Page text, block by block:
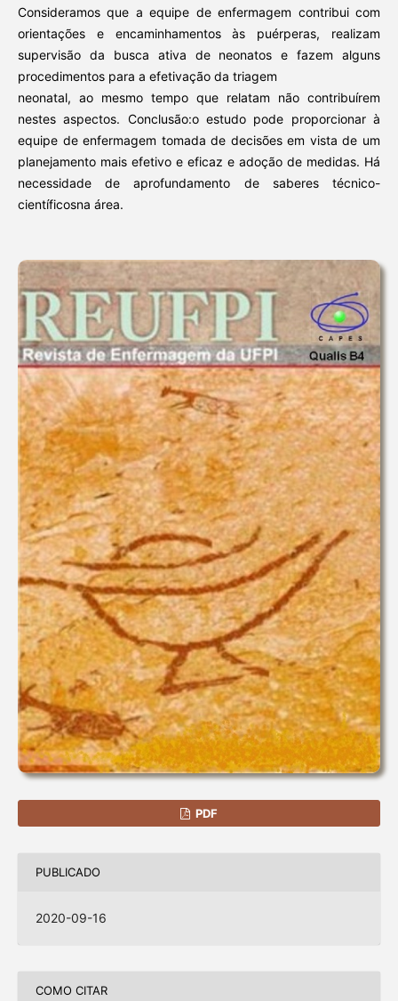
Consideramos que a equipe de enfermagem contribui com
orientações e encaminhamentos às puérperas, realizam
supervisão da busca ativa de neonatos e fazem alguns
procedimentos para a efetivação da triagem
neonatal, ao mesmo tempo que relatam não contribuírem
nestes aspectos. Conclusão:o estudo pode proporcionar à
equipe de enfermagem tomada de decisões em vista de um
planejamento mais efetivo e eficaz e adoção de medidas. Há
necessidade de aprofundamento de saberes técnico-
científicosna área.
PDF
PUBLICADO
2020-09-16
COMO CITAR